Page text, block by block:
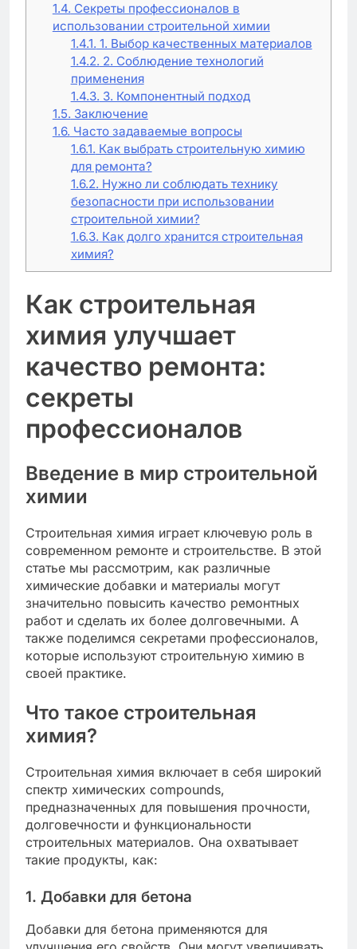
1.4. Секреты профессионалов в
использовании строительной химии
1.4.1. 1. Выбор качественных материалов
1.4.2. 2. Соблюдение технологий
применения
1.4.3. 3. Компонентный подход
1.5. Заключение
1.6. Часто задаваемые вопросы
1.6.1. Как выбрать строительную химию
для ремонта?
1.6.2. Нужно ли соблюдать технику
безопасности при использовании
строительной химии?
1.6.3. Как долго хранится строительная
химия?
Как строительная
химия улучшает
качество ремонта:
секреты
профессионалов
Введение в мир строительной
химии
Строительная химия играет ключевую роль в
современном ремонте и строительстве. В этой
статье мы рассмотрим, как различные
химические добавки и материалы могут
значительно повысить качество ремонтных
работ и сделать их более долговечными. А
также поделимся секретами профессионалов,
которые используют строительную химию в
своей практике.
Что такое строительная
химия?
Строительная химия включает в себя широкий
спектр химических compounds,
предназначенных для повышения прочности,
долговечности и функциональности
строительных материалов. Она охватывает
такие продукты, как:
1. Добавки для бетона
Добавки для бетона применяются для